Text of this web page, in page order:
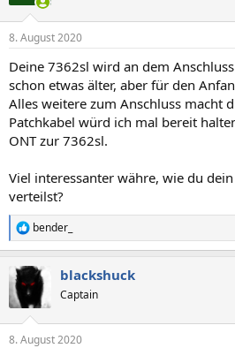
e
:
8. August 2020
Deine 7362sl wird an dem
schon etwas älter, aber für den
Alles weitere zum Anschluss macht
Patchkabel würd ich mal bereit
ONT zur 7362sl.
Viel interessanter währe, wie du
verteilst?
R
e
k
t
i
bender_
blackshuck
Captain
8. August 2020